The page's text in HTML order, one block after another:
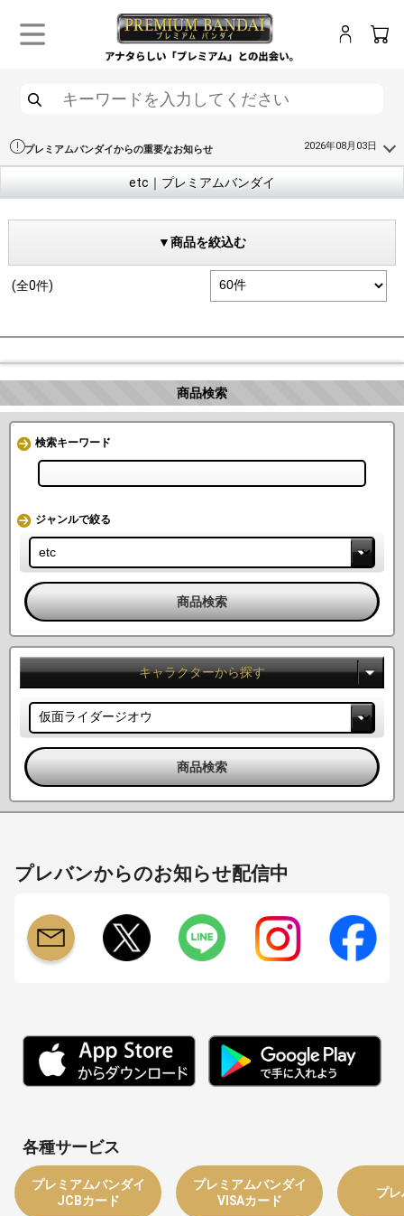
プレミアムバンダイからの重要なお知らせ 2026年08月03日
etc｜プレミアムバンダイ
▼商品を絞込む
(全0件)
商品検索
検索キーワード
ジャンルで絞る
キャラクターから探す
プレバンからのお知らせ配信中
各種サービス
プレミアムバンダイ
JCBカード
プレミアムバンダイ
VISAカード
プ